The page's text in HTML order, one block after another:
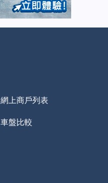
網上商戶列表
車盤比較